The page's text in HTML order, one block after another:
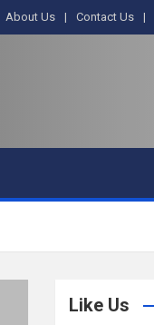
About Us Contact Us
Like Us